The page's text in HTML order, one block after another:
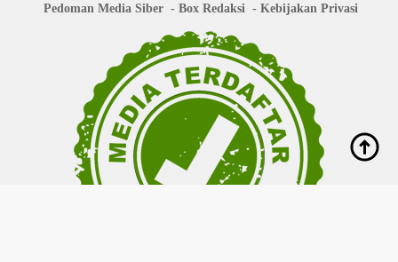
Pedoman Media Siber
Box Redaksi Kebijakan Privasi